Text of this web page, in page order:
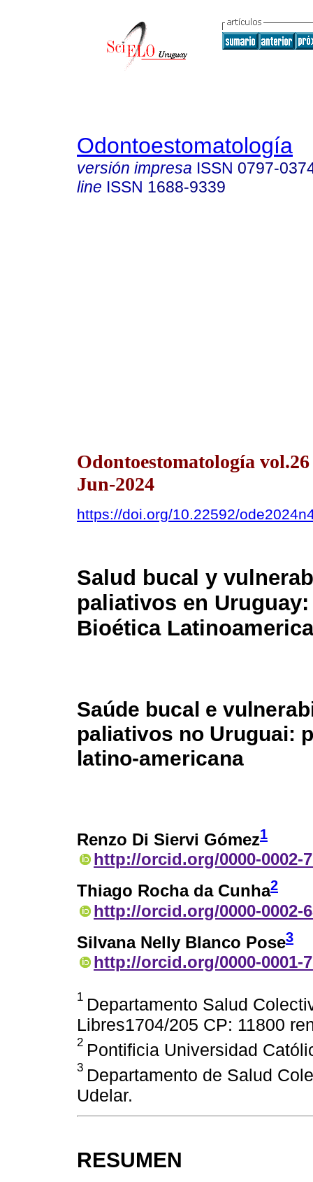
Odontoestomatología
versión impresa ISSN 0797-
line ISSN 1688-9339
Odontoestomatología
Jun-2024
https://doi.org/10.22592/
Salud bucal y
paliativos en
Bioética
Saúde bucal e
paliativos no Uruguai:
latino-americana
Renzo Di Siervi Gómez1
http://orcid.org/0000-0002-
Thiago Rocha da Cunha2
http://orcid.org/0000-0002-
Silvana Nelly Blanco Pose3
http://orcid.org/0000-0001-
1 Departamento Salud
Libres1704/205 CP: 11800
2 Pontificia Universidad
3 Departamento de Salud
Udelar.
RESUMEN